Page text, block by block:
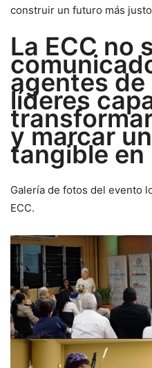
construir un futuro más
La ECC no
agentes
líderes
y marcar
tangible en
Galería de fotos del evento
ECC.